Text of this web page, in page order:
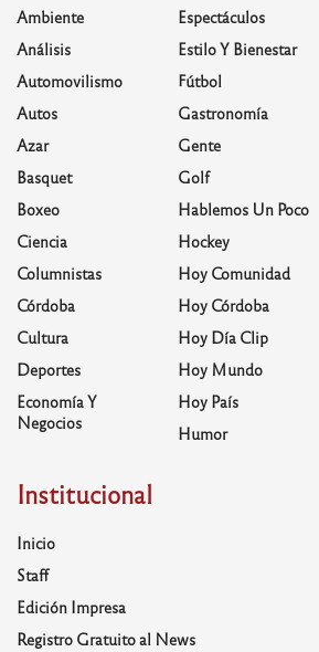
Ambiente
Análisis
Automovilismo
Autos
Azar
Basquet
Boxeo
Ciencia
Columnistas
Córdoba
Cultura
Deportes
Economía Y
Negocios
Espectáculos
Estilo Y Bienestar
Fútbol
Gastronomía
Gente
Golf
Hablemos Un Poco
Hockey
Hoy Comunidad
Hoy Córdoba
Hoy Día Clip
Hoy Mundo
Hoy País
Humor
Institucional
Inicio
Staff
Edición Impresa
Registro Gratuito al News